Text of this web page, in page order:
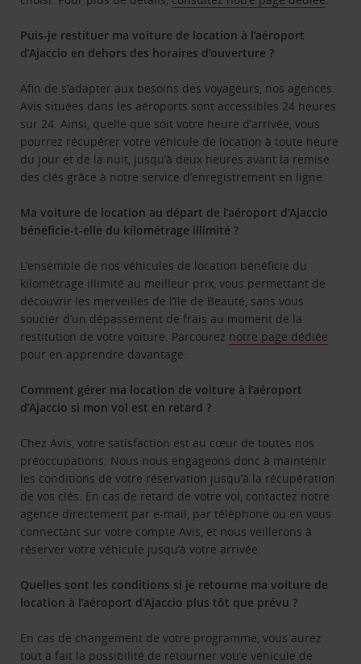
Puis-je restituer ma voiture de location à l’aéroport
d’Ajaccio en dehors des horaires d’ouverture ?
Afin de s’adapter aux besoins des voyageurs, nos agences
Avis situées dans les aéroports sont accessibles 24 heures
sur 24. Ainsi, quelle que soit votre heure d’arrivée, vous
pourrez récupérer votre véhicule de location à toute heure
du jour et de la nuit, jusqu’à deux heures avant la remise
des clés grâce à notre service d’enregistrement en ligne.
Ma voiture de location au départ de l’aéroport d’Ajaccio
bénéficie-t-elle du kilométrage illimité ?
L’ensemble de nos véhicules de location bénéficie du
kilométrage illimité au meilleur prix, vous permettant de
découvrir les merveilles de l’île de Beauté, sans vous
soucier d’un dépassement de frais au moment de la
restitution de votre voiture. Parcourez notre page dédiée
pour en apprendre davantage.
Comment gérer ma location de voiture à l’aéroport
d’Ajaccio si mon vol est en retard ?
Chez Avis, votre satisfaction est au cœur de toutes nos
préoccupations. Nous nous engageons donc à maintenir
les conditions de votre réservation jusqu’à la récupération
de vos clés. En cas de retard de votre vol, contactez notre
agence directement par e-mail, par téléphone ou en vous
connectant sur votre compte Avis, et nous veillerons à
réserver votre véhicule jusqu’à votre arrivée.
Quelles sont les conditions si je retourne ma voiture de
location à l’aéroport d’Ajaccio plus tôt que prévu ?
En cas de changement de votre programme, vous aurez
tout à fait la possibilité de retourner votre véhicule de